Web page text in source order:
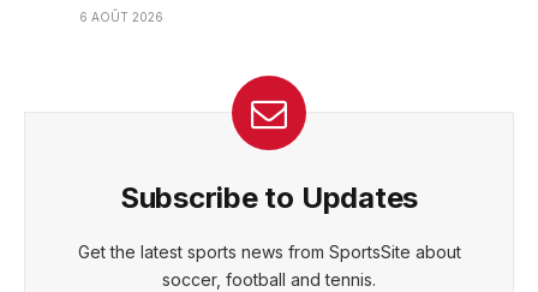
6 AOÛT 2026
Subscribe to Updates
Get the latest sports news from SportsSite about
soccer, football and tennis.